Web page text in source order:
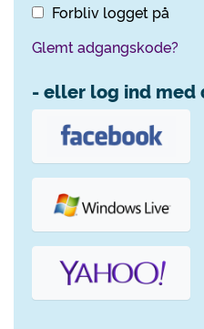
Forbliv logget på
Glemt adgangskode?
- eller log ind med